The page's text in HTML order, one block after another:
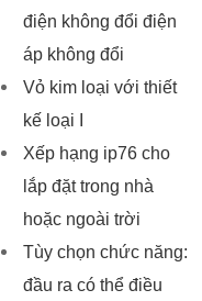
điện không đổi điện
áp không đổi
Vỏ kim loại với thiết
kế loại I
Xếp hạng ip76 cho
lắp đặt trong nhà
hoặc ngoài trời
Tùy chọn chức năng:
đầu ra có thể điều